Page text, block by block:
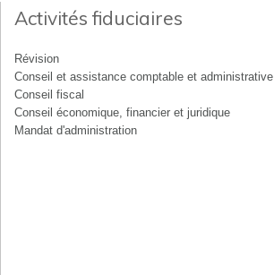
Activités fiduciaires
Révision
Conseil et assistance comptable et administrative
Conseil fiscal
Conseil économique, financier et juridique
Mandat d'administration